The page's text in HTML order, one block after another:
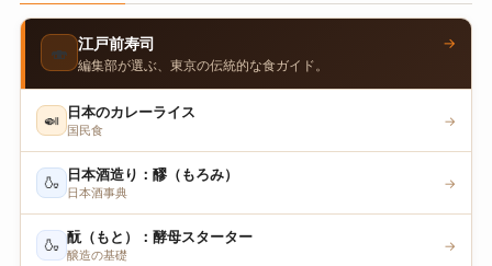
🍣 江戸前寿司
編集部が選ぶ、東京の伝統的な食ガイド。
→
🍛 日本のカレーライス
国民食
→
🍶 日本酒造り：醪（もろみ）
日本酒事典
→
🍶 酛（もと）：酵母スターター
醸造の基礎
→